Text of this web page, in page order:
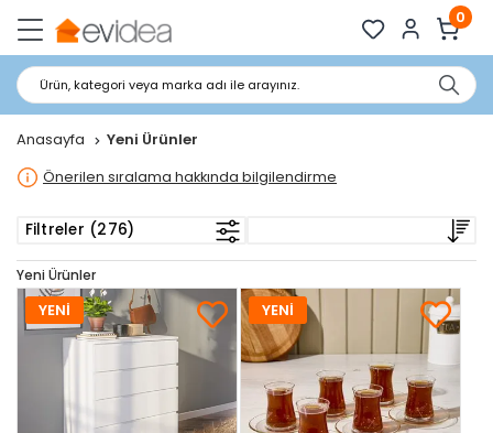
0
Ürün, kategori veya marka adı ile arayınız.
Anasayfa Yeni Ürünler
Önerilen sıralama hakkında bilgilendirme
Filtreler (276)
Yeni Ürünler
YENİ YENİ